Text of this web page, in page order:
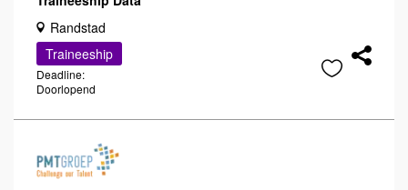
Randstad
Traineeship
Deadline:
Doorlopend